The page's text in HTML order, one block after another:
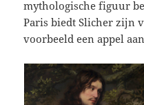
mythologische figuur
Paris biedt Slicher zijn
voorbeeld een appel